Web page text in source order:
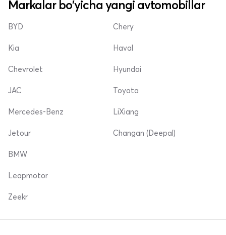
Markalar bo'yicha yangi avtomobillar
BYD
Kia
Chevrolet
Chery
Haval
Hyundai
JAC
Mercedes-Benz
Jetour
Toyota
LiXiang
Changan (Deepal)
BMW
Leapmotor
Zeekr